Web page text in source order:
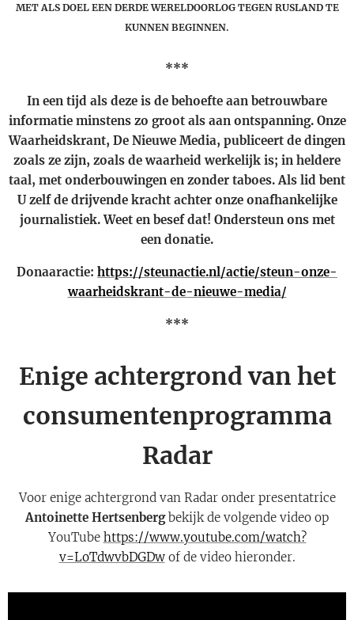
MET ALS DOEL EEN DERDE WERELDOORLOG TEGEN RUSLAND TE
KUNNEN BEGINNEN.
***
In een tijd als deze is de behoefte aan betrouwbare
informatie minstens zo groot als aan ontspanning. Onze
Waarheidskrant, De Nieuwe Media, publiceert de dingen
zoals ze zijn, zoals de waarheid werkelijk is; in heldere
taal, met onderbouwingen en zonder taboes. Als lid bent
U zelf de drijvende kracht achter onze onafhankelijke
journalistiek. Weet en besef dat! Ondersteun ons met
een donatie.
Donaaractie: https://steunactie.nl/actie/steun-onze-
waarheidskrant-de-nieuwe-media/
***
Enige achtergrond van het
consumentenprogramma
Radar
Voor enige achtergrond van Radar onder presentatrice
Antoinette Hertsenbergbekijk de volgende video op
YouTube https://www.youtube.com/watch?
v=LoTdwvbDGDwof de video hieronder.